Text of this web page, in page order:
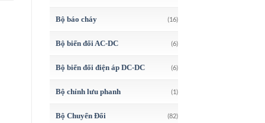
Bộ báo cháy (16)
Bộ biến đổi AC-DC (6)
Bộ biến đổi điện áp DC-DC (6)
Bộ chỉnh lưu phanh (1)
Bộ Chuyển Đổi (82)